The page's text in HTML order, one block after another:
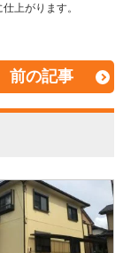
上がります。
前の記事